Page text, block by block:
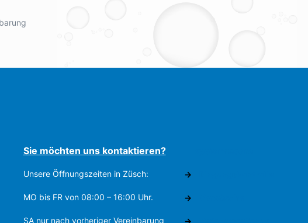
Sie möchten uns kontaktieren?
Unsere Öffnungszeiten in Züsch:
MO bis FR von 08:00 – 16:00 Uhr.
SA nur nach vorheriger Vereinbarung
→
→
→